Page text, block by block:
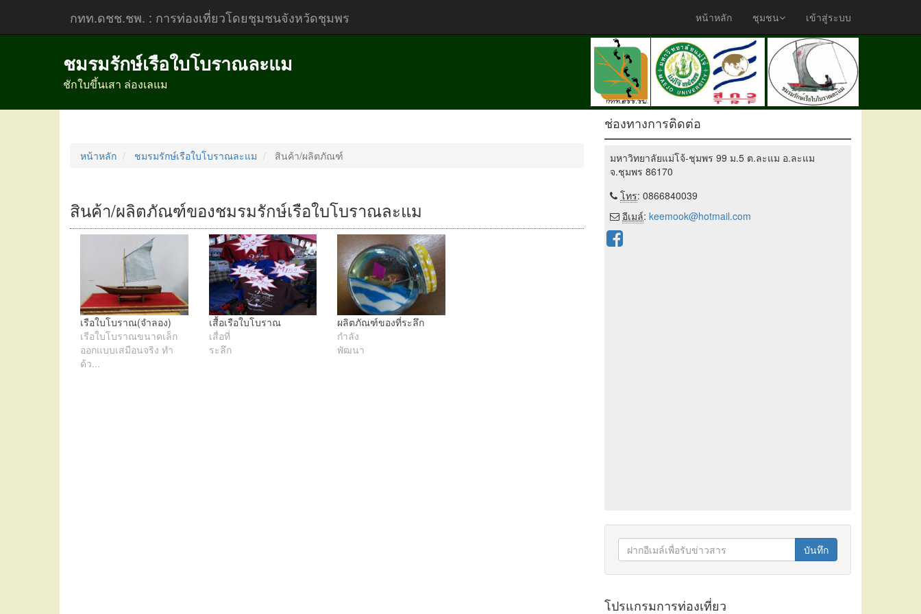
กทท.ดชช.ชพ. : การท่องเที่ยวโดยชุมชนจังหวัดชุมพร หน้าหลัก ชุมชน เข้าสู่ระบบ
ชมรมรักษ์เรือใบโบราณละแม
ชักใบขึ้นเสา ล่องเลแม
หน้าหลัก ชมรมรักษ์เรือใบโบราณละแม สินค้า/ผลิตภัณฑ์
สินค้า/ผลิตภัณฑ์ของชมรมรักษ์เรือใบโบราณละแม
เรือใบโบราณ(จำลอง)
เรือใบโบราณขนาดเล็ก
ออกแบบเสมือนจริง ทำ
ด้ว...
เสื้อเรือใบโบราณ
เสื่อที่
ระลึก
ผลิตภัณฑ์ของที่ระลึก
กำลัง
พัฒนา
ช่องทางการติดต่อ
มหาวิทยาลัยแม่โจ้-ชุมพร 99 ม.5 ต.ละแม อ.ละแม
จ.ชุมพร 86170
โทร: 0866840039
อีเมล์: keemook@hotmail.com
บันทึก
โปรแกรมการท่องเที่ยว